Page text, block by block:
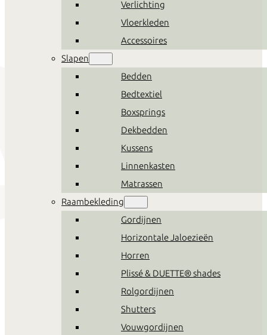
Verlichting
Vloerkleden
Accessoires
Slapen
Bedden
Bedtextiel
Boxsprings
Dekbedden
Kussens
Linnenkasten
Matrassen
Raambekleding
Gordijnen
Horizontale Jaloezieën
Horren
Plissé & DUETTE® shades
Rolgordijnen
Shutters
Vouwgordijnen